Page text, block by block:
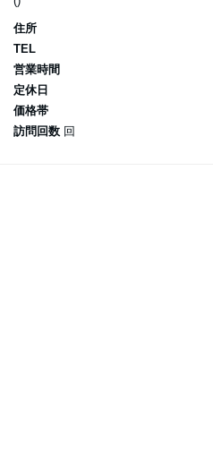
住所
TEL
営業時間
定休日
価格帯
訪問回数 回